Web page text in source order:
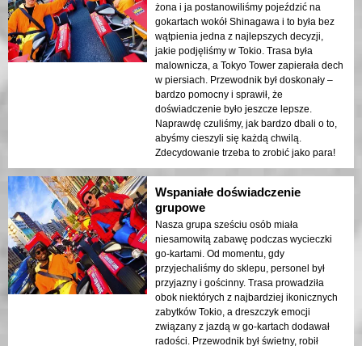
żona i ja postanowiliśmy pojeździć na
gokartach wokół Shinagawa i to była bez
wątpienia jedna z najlepszych decyzji,
jakie podjęliśmy w Tokio. Trasa była
malownicza, a Tokyo Tower zapierała dech
w piersiach. Przewodnik był doskonały –
bardzo pomocny i sprawił, że
doświadczenie było jeszcze lepsze.
Naprawdę czuliśmy, jak bardzo dbali o to,
abyśmy cieszyli się każdą chwilą.
Zdecydowanie trzeba to zrobić jako para!
Wspaniałe doświadczenie
grupowe
Nasza grupa sześciu osób miała
niesamowitą zabawę podczas wycieczki
go-kartami. Od momentu, gdy
przyjechaliśmy do sklepu, personel był
przyjazny i gościnny. Trasa prowadziła
obok niektórych z najbardziej ikonicznych
zabytków Tokio, a dreszczyk emocji
związany z jazdą w go-kartach dodawał
radości. Przewodnik był świetny, robił